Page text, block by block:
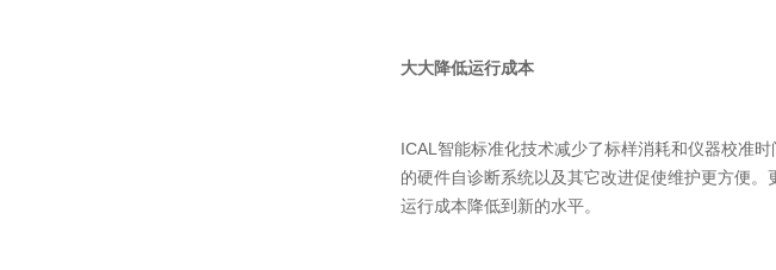
大大降低运行成本
ICAL智能标准化技术减少了标样消耗和仪器校准
的硬件自诊断系统以及其它改进促使维护更方便
运行成本降低到新的水平。